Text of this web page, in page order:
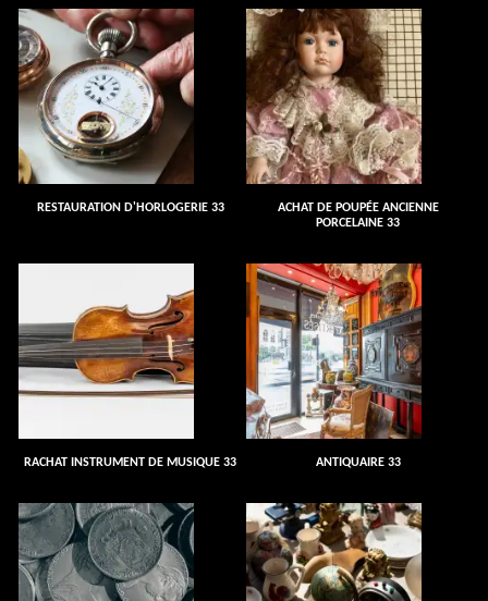
RESTAURATION D'HORLOGERIE 33
ACHAT DE POUPÉE ANCIENNE
PORCELAINE 33
RACHAT INSTRUMENT DE MUSIQUE 33 ANTIQUAIRE 33